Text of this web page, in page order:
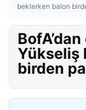
beklerken balon
Yükseliş
birden